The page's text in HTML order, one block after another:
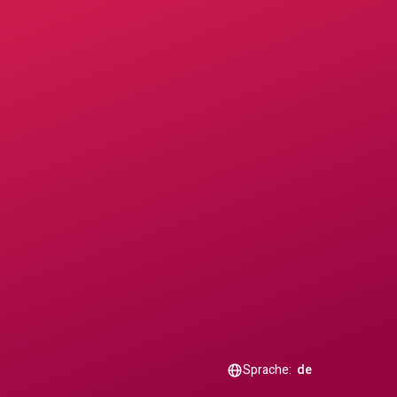
Sprache: de